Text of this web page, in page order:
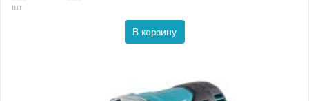
шт
В корзину